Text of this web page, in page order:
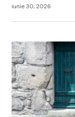
iunie 30, 2026